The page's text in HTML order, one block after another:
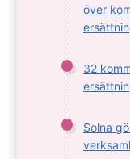
över
32
Solna